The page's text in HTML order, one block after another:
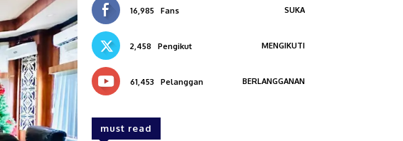
16,985 Fans SUKA
2,458 Pengikut MENGIKUTI
61,453 Pelanggan BERLANGGANAN
must read